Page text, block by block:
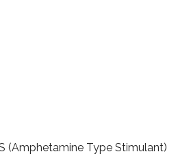
(Amphetamine Type Stimulant)